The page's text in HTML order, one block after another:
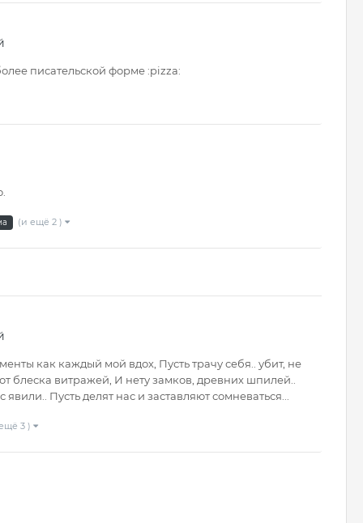
писательской форме :pizza:
(и ещё 2 )
как каждый мой вдох, Пусть трачу себя.. убит, не
блеска витражей, И нету замков, древних шпилей..
Пусть делят нас и заставляют сомневаться...
3 )